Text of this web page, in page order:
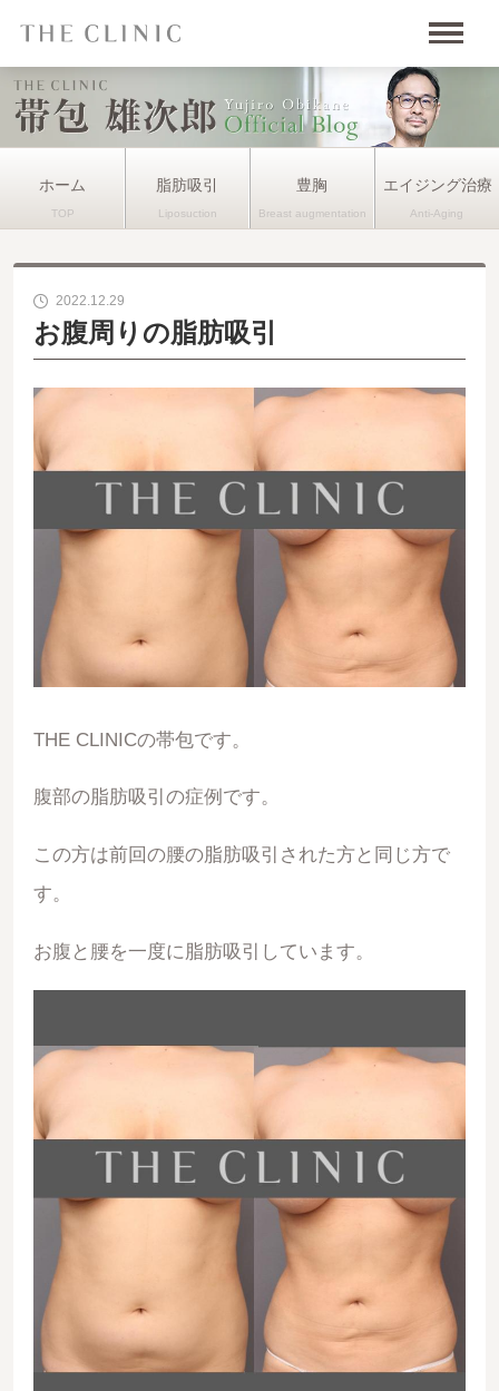
ホーム 脂肪吸引 豊胸 エイジング治療
2022.12.29
お腹周りの脂肪吸引
THE CLINICの帯包です。
腹部の脂肪吸引の症例です。
この方は前回の腰の脂肪吸引された方と同じ方で
す。
お腹と腰を一度に脂肪吸引しています。